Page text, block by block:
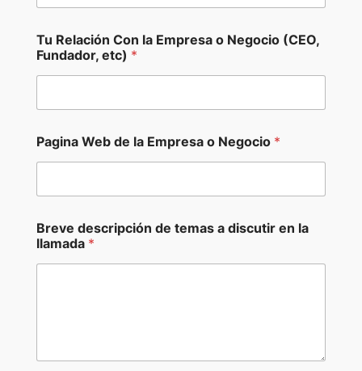
Tu Relación Con la Empresa o Negocio (CEO,
Fundador, etc) *
*
P
i
Pagina Web de la Empresa o Negocio *
Breve descripción de temas a discutir en la
llamada *